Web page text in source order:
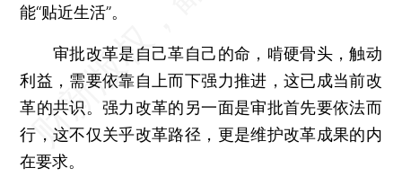
能“贴近生活”。
审批改革是自己革自己的命，啃硬骨头，触动
利益，需要依靠自上而下强力推进，这已成当前改
革的共识。强力改革的另一面是审批首先要依法而
行，这不仅关乎改革路径，更是维护改革成果的内
在要求。